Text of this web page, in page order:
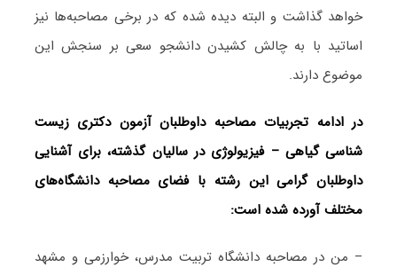
خواهد گذاشت و البته دیده شده که در برخی مصاحبه‌ها نیز
اساتید با به چالش کشیدن دانشجو سعی بر سنجش این
موضوع دارند.
در ادامه تجربیات مصاحبه داوطلبان آزمون دکتری زیست
‌شناسی گیاهی – فیزیولوژی در سالیان گذشته، برای آشنایی
داوطلبان گرامی این رشته با فضای مصاحبه دانشگاه‌های
مختلف آورده شده است:
– من در مصاحبه دانشگاه تربیت مدرس، خوارزمی و مشهد